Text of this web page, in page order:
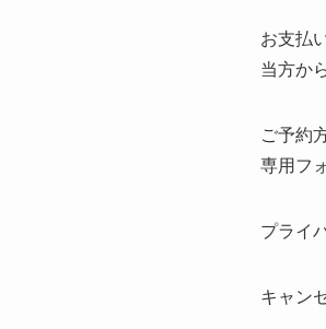
お支払
当方か
ご予約
専用フ
プライ
キャン